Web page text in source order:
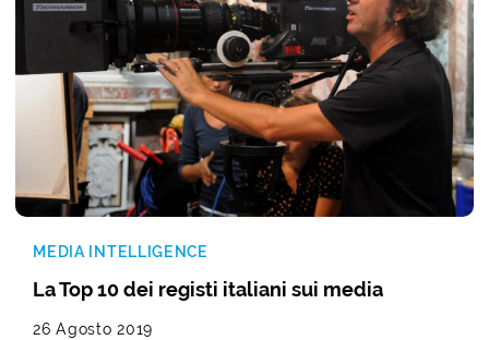
MEDIA INTELLIGENCE
La Top 10 dei registi italiani sui media
26 Agosto 2019